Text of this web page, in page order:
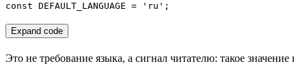
const DEFAULT_LANGUAGE = 'ru';
Expand code
Это не требование языка, а сигнал читателю: такое